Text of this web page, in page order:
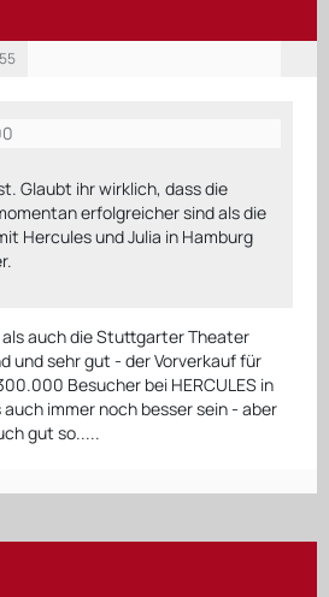
Glaubt ihr wirklich, dass die
erfolgreicher sind als die
Hercules und Julia in Hamburg
auch die Stuttgarter Theater
und sehr gut - der Vorverkauf für
Besucher bei HERCULES in
immer noch besser sein - aber
gut so.....